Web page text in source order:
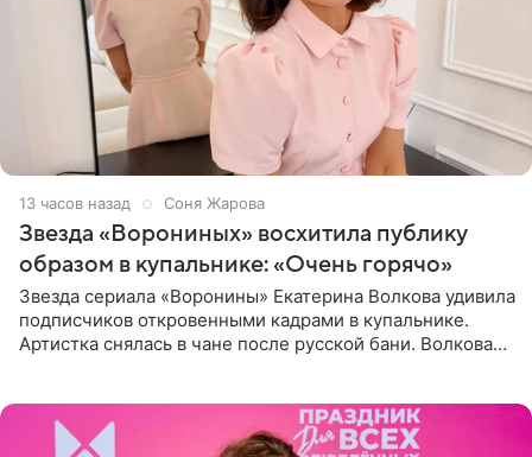
13 часов назад Соня Жарова
Звезда «Ворониных» восхитила публику
образом в купальнике: «Очень горячо»
Звезда сериала «Воронины» Екатерина Волкова удивила
подписчиков откровенными кадрами в купальнике.
Артистка снялась в чане после русской бани. Волкова